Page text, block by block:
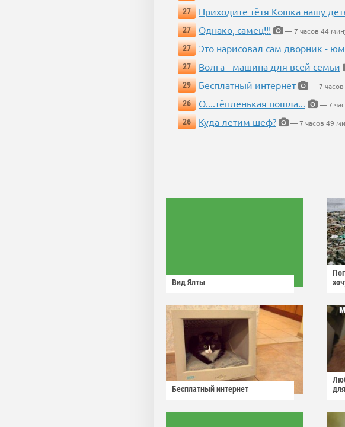
27
Приходите тётя Кошка нашу
27
Однако, самец!!!
— 7 часов 44
27
Это нарисовал сам дворник -
27
Волга - машина для всей семьи
29
Бесплатный интернет
— 7 часов
26
О....тёпленькая пошла...
— 7
26
Куда летим шеф? — 7 часов 49
Вид Ялты
Бесплатный интернет